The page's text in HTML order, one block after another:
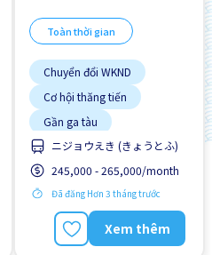
Toàn thời gian
Chuyển đổi WKND
Cơ hội thăng tiến
Gần ga tàu
Giao dịch đã thanh toán
Không cần kinh nghiệm
Lao động người nước
Nâng cao
Ưu tiên nam giới
ニジョウえき (きょうとふ)
245,000 - 265,000/month
Đã đăng Hơn 3 tháng trước
Xem thêm